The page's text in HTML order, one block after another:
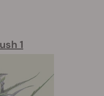
1